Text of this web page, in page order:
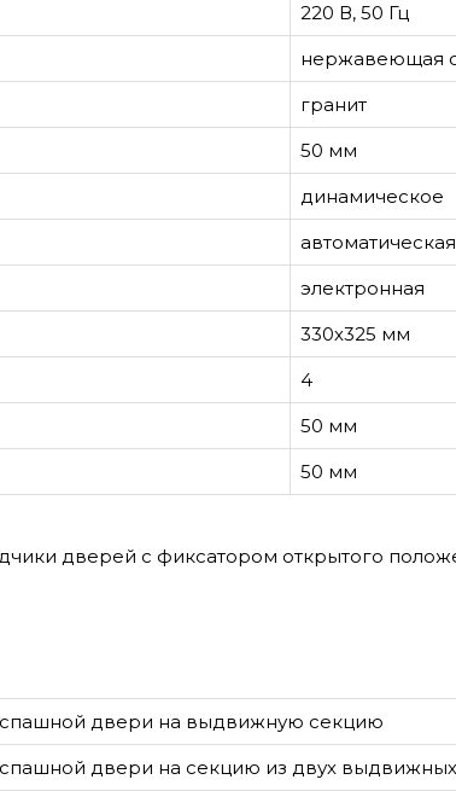
220 В, 50 Гц
нержавеющая
гранит
50 мм
динамическое
автоматическая
электронная
330х325 мм
4
50 мм
50 мм
дверей с фиксатором открытого
двери на выдвижную секцию
двери на секцию из двух